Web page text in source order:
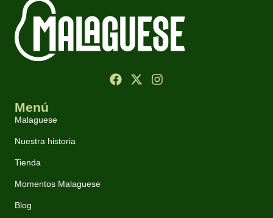
Menú
Malaguese
Nuestra historia
Tienda
Momentos Malaguese
Blog